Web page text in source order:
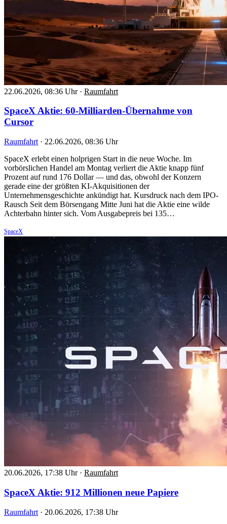
22.06.2026, 08:36 Uhr · Raumfahrt
SpaceX Aktie: 60-Milliarden-Übernahme von
Cursor
Raumfahrt · 22.06.2026, 08:36 Uhr
SpaceX erlebt einen holprigen Start in die neue Woche. Im
vorbörslichen Handel am Montag verliert die Aktie knapp fünf
Prozent auf rund 176 Dollar — und das, obwohl der Konzern
gerade eine der größten KI-Akquisitionen der
Unternehmensgeschichte ankündigt hat. Kursdruck nach dem IPO-
Rausch Seit dem Börsengang Mitte Juni hat die Aktie eine wilde
Achterbahn hinter sich. Vom Ausgabepreis bei 135…
SpaceX
20.06.2026, 17:38 Uhr · Raumfahrt
SpaceX Aktie: 912 Millionen neue Papiere
Raumfahrt · 20.06.2026, 17:38 Uhr